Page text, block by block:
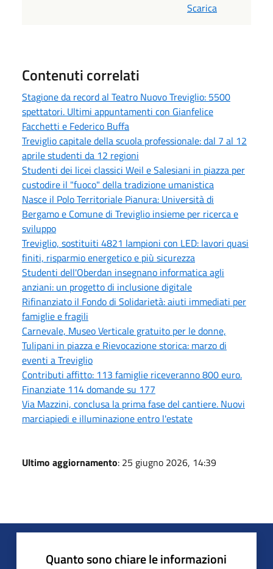
Scarica
Contenuti correlati
Stagione da record al Teatro Nuovo Treviglio: 5500
spettatori. Ultimi appuntamenti con Gianfelice
Facchetti e Federico Buffa
Treviglio capitale della scuola professionale: dal 7 al 12
aprile studenti da 12 regioni
Studenti dei licei classici Weil e Salesiani in piazza per
custodire il "fuoco" della tradizione umanistica
Nasce il Polo Territoriale Pianura: Università di
Bergamo e Comune di Treviglio insieme per ricerca e
sviluppo
Treviglio, sostituiti 4821 lampioni con LED: lavori quasi
finiti, risparmio energetico e più sicurezza
Studenti dell'Oberdan insegnano informatica agli
anziani: un progetto di inclusione digitale
Rifinanziato il Fondo di Solidarietà: aiuti immediati per
famiglie e fragili
Carnevale, Museo Verticale gratuito per le donne,
Tulipani in piazza e Rievocazione storica: marzo di
eventi a Treviglio
Contributi affitto: 113 famiglie riceveranno 800 euro.
Finanziate 114 domande su 177
Via Mazzini, conclusa la prima fase del cantiere. Nuovi
marciapiedi e illuminazione entro l'estate
Ultimo aggiornamento: 25 giugno 2026, 14:39
Quanto sono chiare le informazioni